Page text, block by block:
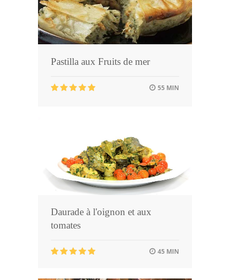
Pastilla aux Fruits de mer
55 MIN
Daurade à l'oignon et aux
tomates
45 MIN